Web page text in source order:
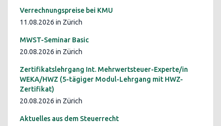
Verrechnungspreise bei KMU
11.08.2026 in Zürich
MWST-Seminar Basic
20.08.2026 in Zürich
Zertifikatslehrgang Int. Mehrwertsteuer-Experte/in
WEKA/HWZ (5-tägiger Modul-Lehrgang mit HWZ-
Zertifikat)
20.08.2026 in Zürich
Aktuelles aus dem Steuerrecht